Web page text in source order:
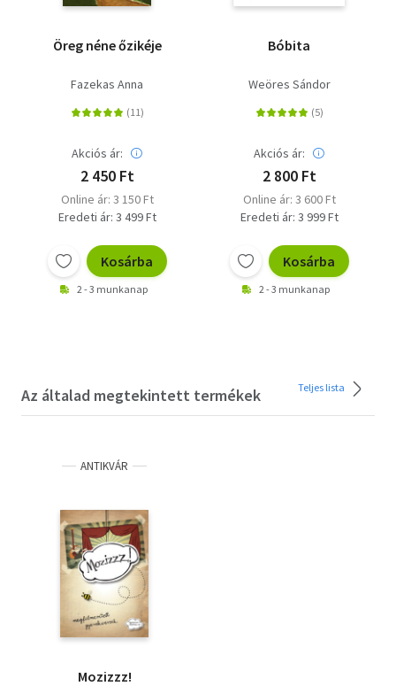
Öreg néne őzikéje
Fazekas Anna
Akciós ár:
2 450 Ft
Online ár: 3 150 Ft
Eredeti ár: 3 499 Ft
Kosárba
2 - 3 munkanap
Bóbita
Weöres Sándor
Akciós ár:
2 800 Ft
Online ár: 3 600 Ft
Eredeti ár: 3 999 Ft
Kosárba
2 - 3 munkanap
Az általad megtekintett termékek Teljes lista
ANTIKVÁR
Mozizzz!